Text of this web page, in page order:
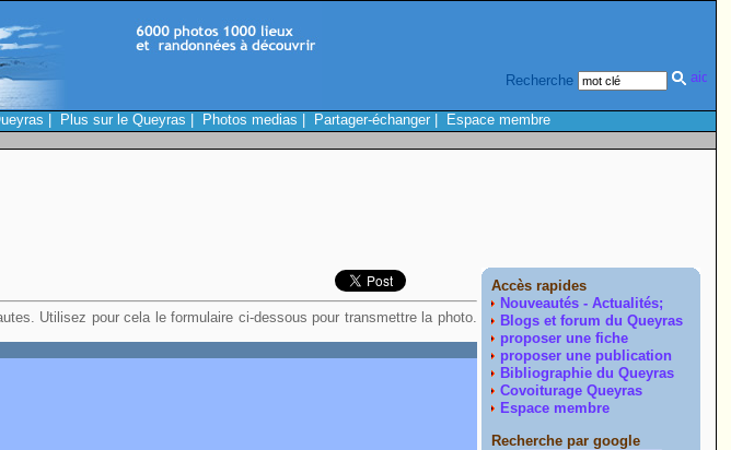
Recherche
Plus sur le Queyras Photos medias Partager-échanger|
Espace membre
Utilisez pour cela le formulaire ci-dessous pour transmettre la photo.
Accès rapides
Nouveautés - Actualités;
Blogs et forum du Queyras
proposer une fiche
proposer une publication
Bibliographie du Queyras
Covoiturage Queyras
Espace membre
Recherche par google